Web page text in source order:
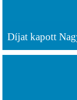
Díjat kapott